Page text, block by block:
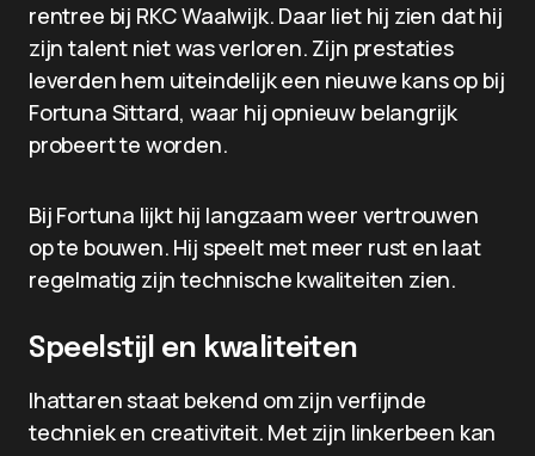
rentree bij RKC Waalwijk. Daar liet hij zien dat hij
zijn talent niet was verloren. Zijn prestaties
leverden hem uiteindelijk een nieuwe kans op bij
Fortuna Sittard, waar hij opnieuw belangrijk
probeert te worden.
Bij Fortuna lijkt hij langzaam weer vertrouwen
op te bouwen. Hij speelt met meer rust en laat
regelmatig zijn technische kwaliteiten zien.
Speelstijl en kwaliteiten
Ihattaren staat bekend om zijn verfijnde
techniek en creativiteit. Met zijn linkerbeen kan